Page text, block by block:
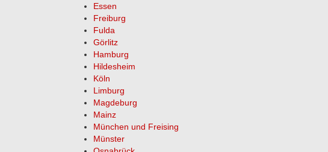
Essen
Freiburg
Fulda
Görlitz
Hamburg
Hildesheim
Köln
Limburg
Magdeburg
Mainz
München und Freising
Münster